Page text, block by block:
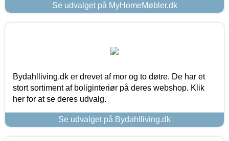
Se udvalget på MyHomeMøbler.dk
Bydahlliving.dk er drevet af mor og to døtre. De har et
stort sortiment af boliginteriør på deres webshop. Klik
her for at se deres udvalg.
Se udvalget på Bydahlliving.dk